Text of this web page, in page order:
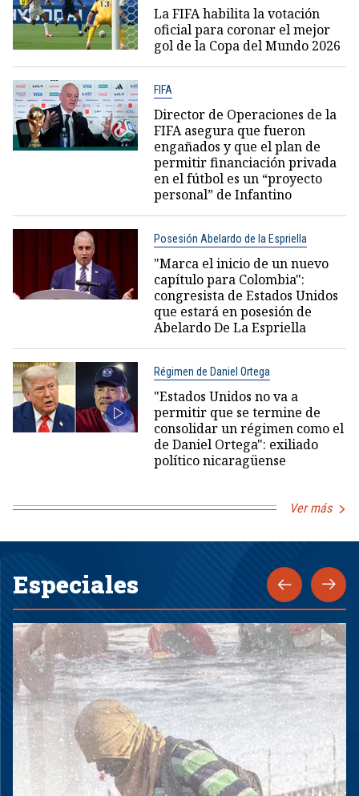
La FIFA habilita la votación
oficial para coronar el mejor
gol de la Copa del Mundo 2026
FIFA
Director de Operaciones de la
FIFA asegura que fueron
engañados y que el plan de
permitir financiación privada
en el fútbol es un “proyecto
personal” de Infantino
Posesión Abelardo de la Espriella
"Marca el inicio de un nuevo
capítulo para Colombia":
congresista de Estados Unidos
que estará en posesión de
Abelardo De La Espriella
Régimen de Daniel Ortega
"Estados Unidos no va a
permitir que se termine de
consolidar un régimen como el
de Daniel Ortega": exiliado
político nicaragüense
Ver más
Especiales